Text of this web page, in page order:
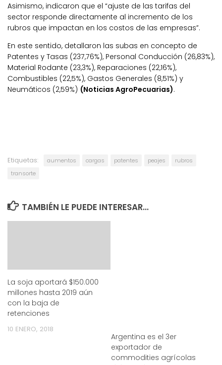
Asimismo, indicaron que el “ajuste de las tarifas del
sector responde directamente al incremento de los
rubros que impactan en los costos de las empresas”.
En este sentido, detallaron las subas en concepto de
Patentes y Tasas (237,76%), Personal Conducción (26,83%),
Material Rodante (23,3%), Reparaciones (22,16%),
Combustibles (22,5%), Gastos Generales (8,51%) y
Neumáticos (2,59%) (Noticias AgroPecuarias).
Etiquetas: aumentos cargas patentes peajes
rubros
transorte
TAMBIÉN LE PUEDE INTERESAR...
La soja aportará $150.000
millones hasta 2019 aún
con la baja de
retenciones
10 ENERO, 2018
Argentina es el 3er
exportador de
commodities agrícolas